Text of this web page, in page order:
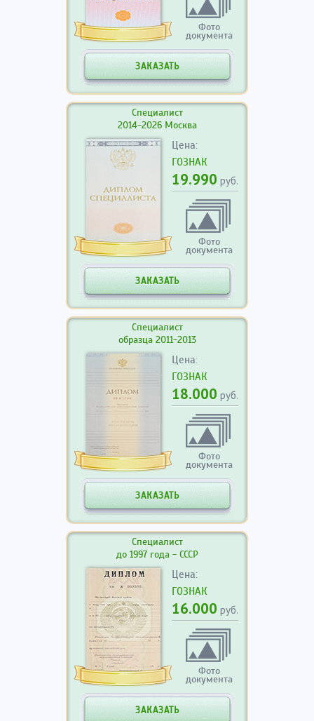
Фото
документа
ЗАКАЗАТЬ
Специалист
2014-2026 Москва
Цена:
ГОЗНАК
19.990 руб.
Фото
документа
ЗАКАЗАТЬ
Специалист
образца 2011-2013
Цена:
ГОЗНАК
18.000 руб.
Фото
документа
ЗАКАЗАТЬ
Специалист
до 1997 года - СССР
Цена:
ГОЗНАК
16.000 руб.
Фото
документа
ЗАКАЗАТЬ